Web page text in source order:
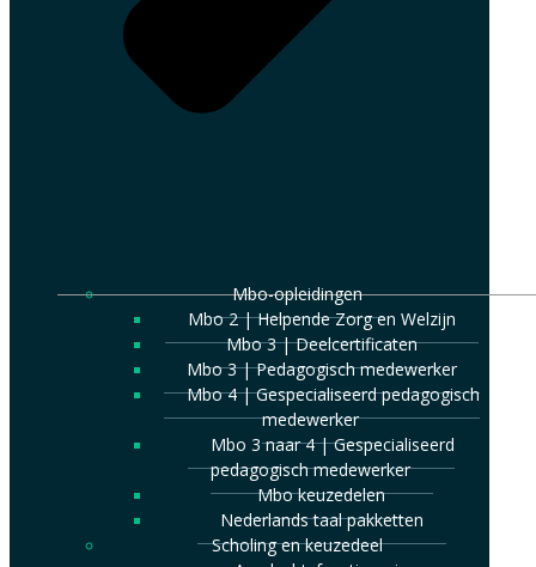
Mbo-opleidingen
Mbo 2 | Helpende Zorg en Welzijn
Mbo 3 | Deelcertificaten
Mbo 3 | Pedagogisch medewerker
Mbo 4 | Gespecialiseerd pedagogisch
medewerker
Mbo 3 naar 4 | Gespecialiseerd
pedagogisch medewerker
Mbo keuzedelen
Nederlands taal pakketten
Scholing en keuzedeel